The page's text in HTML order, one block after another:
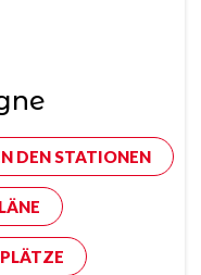
DEN STATIONEN